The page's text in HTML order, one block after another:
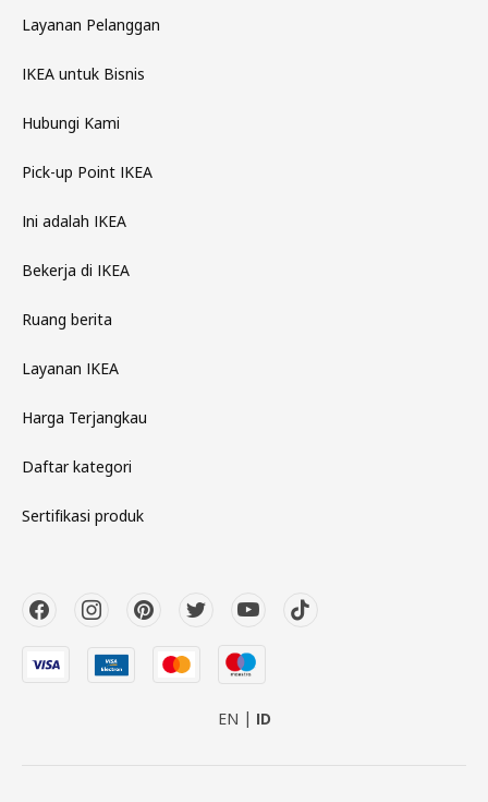
Layanan Pelanggan
IKEA untuk Bisnis
Hubungi Kami
Pick-up Point IKEA
Ini adalah IKEA
Bekerja di IKEA
Ruang berita
Layanan IKEA
Harga Terjangkau
Daftar kategori
Sertifikasi produk
EN ID